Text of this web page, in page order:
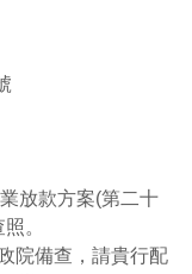
放款方案(第二十
。
院備查，請貴行配